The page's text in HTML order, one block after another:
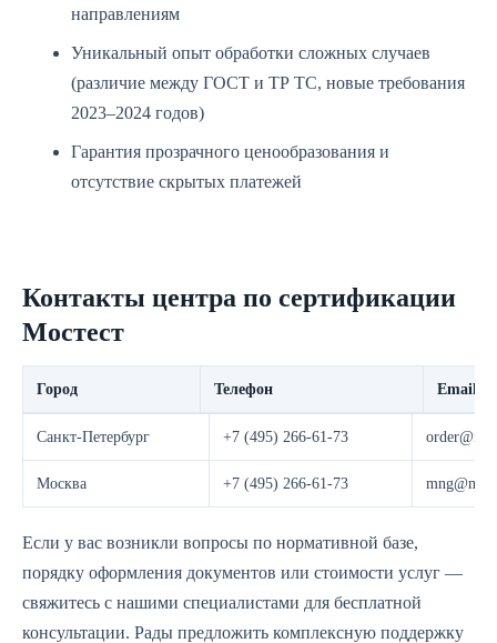
направлениям
Уникальный опыт обработки сложных случаев
(различие между ГОСТ и ТР ТС, новые требования
2023–2024 годов)
Гарантия прозрачного ценообразования и
отсутствие скрытых платежей
Контакты центра по сертификации
Мостест
Город Телефон Email
Санкт-Петербург +7 (495) 266-61-73
Москва +7 (495) 266-61-73
Если у вас возникли вопросы по нормативной базе,
порядку оформления документов или стоимости услуг —
свяжитесь с нашими специалистами для бесплатной
консультации. Рады предложить комплексную поддержку